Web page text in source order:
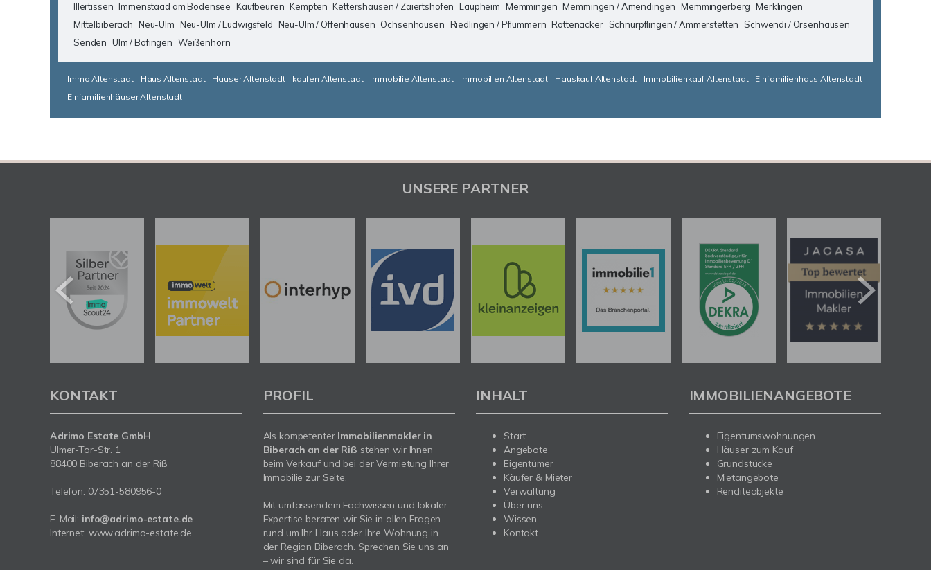
Illertissen Immenstaad am Bodensee Kaufbeuren Kempten Kettershausen / Zaiertshofen Laupheim Memmingen Memmingen / Amendingen Memmingerberg Merklingen
Mittelbiberach Neu-Ulm Neu-Ulm / Ludwigsfeld Neu-Ulm / Offenhausen Ochsenhausen Riedlingen / Pflummern Rottenacker Schnürpflingen / Ammerstetten
Schwendi / Orsenhausen
Senden Ulm / Böfingen Weißenhorn
Immo Altenstadt Haus Altenstadt Häuser Altenstadt kaufen Altenstadt Immobilie Altenstadt Immobilien Altenstadt Hauskauf Altenstadt Immobilienkauf Altenstadt
Einfamilienhaus Altenstadt
Einfamilienhäuser Altenstadt
UNSERE PARTNER
KONTAKT
Adrimo Estate GmbH
Ulmer-Tor-Str. 1
88400 Biberach an der Riß
Telefon: 07351-580956-0
E-Mail: info@adrimo-estate.de
Internet: www.adrimo-estate.de
PROFIL
Als kompetenter Immobilienmakler in
Biberach an der Riß stehen wir Ihnen
beim Verkauf und bei der Vermietung Ihrer
Immobilie zur Seite.
Mit umfassendem Fachwissen und lokaler
Expertise beraten wir Sie in allen Fragen
rund um Ihr Haus oder Ihre Wohnung in
der Region Biberach. Sprechen Sie uns an
– wir sind für Sie da.
INHALT
Start
Angebote
Eigentümer
Käufer & Mieter
Verwaltung
Über uns
Wissen
Kontakt
IMMOBILIENANGEBOTE
Eigentumswohnungen
Häuser zum Kauf
Grundstücke
Mietangebote
Renditeobjekte